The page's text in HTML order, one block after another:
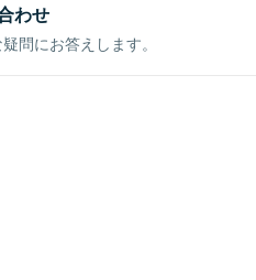
わせ
問にお答えします。